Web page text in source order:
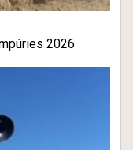
2026